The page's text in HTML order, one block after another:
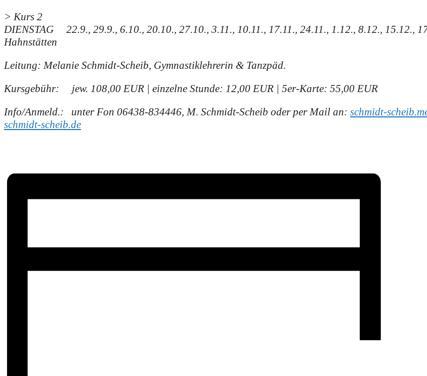
> Kurs 2
DIENSTAG 22.9., 29.9., 6.10., 20.10., 27.10., 3.11., 10.11., 17.11., 24.11., 1.12., 8.12., 15.12.,
Hahnstätten
Leitung: Melanie Schmidt-Scheib, Gymnastiklehrerin & Tanzpäd.
Kursgebühr: jew. 108,00 EUR | einzelne Stunde: 12,00 EUR | 5er-Karte: 55,00 EUR
Info/Anmeld.: unter Fon 06438-834446, M. Schmidt-Scheib oder per Mail an: schmidt-
schmidt-scheib.de